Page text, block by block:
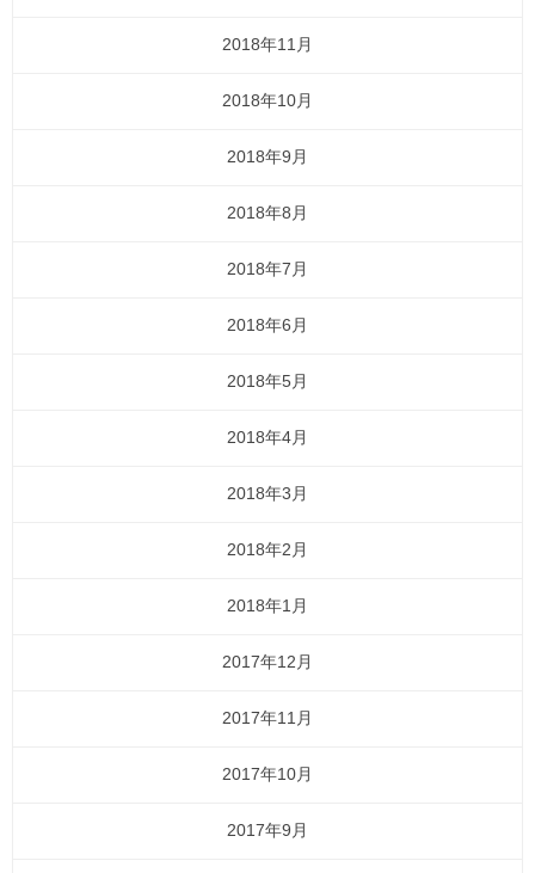
2018年11月
2018年10月
2018年9月
2018年8月
2018年7月
2018年6月
2018年5月
2018年4月
2018年3月
2018年2月
2018年1月
2017年12月
2017年11月
2017年10月
2017年9月